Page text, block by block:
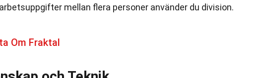
mellan flera personer använder du division.
Om Fraktal